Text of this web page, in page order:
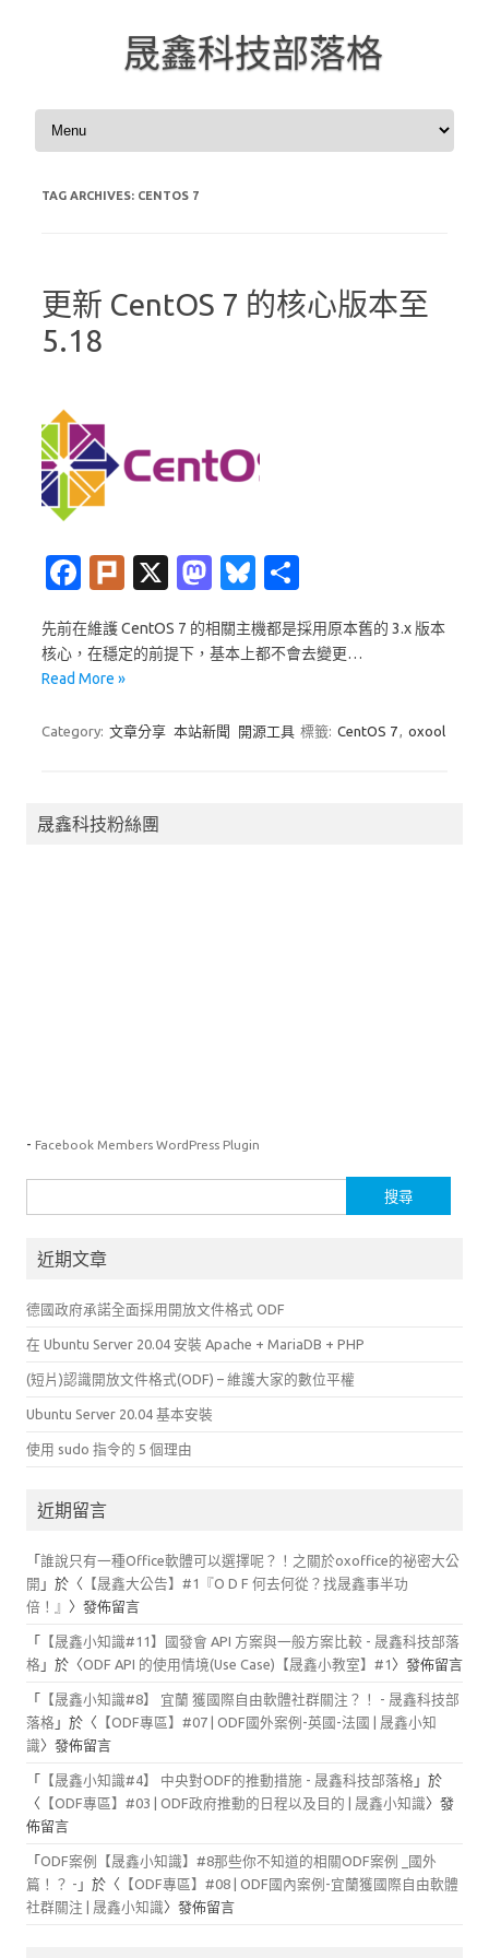
晟鑫科技部落格
Skip to content
TAG ARCHIVES: CENTOS 7
更新 CentOS 7 的核心版本至
5.18
Fa
e
b
o
Pl
k
X
M
t
o
Bl
es
先前在維護 CentOS 7 的相關主機都是採用原本舊的 3.x 版本
核心，在穩定的前提下，基本上都不會去變更…
Read More »
Category: 文章分享 本站新聞 開源工具 標籤: CentOS 7, oxool
晟鑫科技粉絲團
- Facebook Members WordPress Plugin
尋
鍵近期文章
德國政府承諾全面採用開放文件格式 ODF
在 Ubuntu Server 20.04 安裝 Apache + MariaDB + PHP
(短片)認識開放文件格式(ODF) – 維護大家的數位平權
Ubuntu Server 20.04 基本安裝
使用 sudo 指令的 5 個理由
近期留言
「 誰說只有一種Office軟體可以選擇呢？！之關於oxoffice的祕密大公
開 」於〈 【晟鑫大公告】#1『O D F 何去何從？找晟鑫事半功
倍！』 〉發佈留言
「
【晟鑫小知識#11】國發會 API 方案與一般方案比較 - 晟鑫科技部落
格 」於〈ODF API 的使用情境(Use Case)【晟鑫小教室】#1 〉發佈留言
「
【晟鑫小知識#8】 宜蘭 獲國際自由軟體社群關注？！ - 晟鑫科技部
落格 」於〈 【ODF專區】#07 | ODF國外案例-英國-法國 | 晟鑫小知
識〉發佈留言
「 【晟鑫小知識#4】 中央對ODF的推動措施 - 晟鑫科技部落格 」於
〈 【ODF專區】#03 | ODF政府推動的日程以及目的 | 晟鑫小知識〉發
佈留言
「 ODF案例【晟鑫小知識】#8那些你不知道的相關ODF案例 _國外
篇！？ - 」於〈 【ODF專區】#08 | ODF國內案例-宜蘭獲國際自由軟體
社群關注 | 晟鑫小知識〉發佈留言